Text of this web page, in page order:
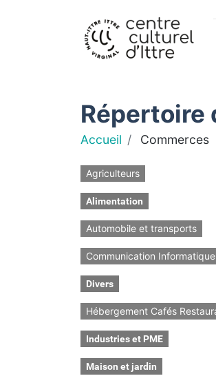
Répertoire
Accueil Commerces
Agriculteurs
Alimentation
Automobile et transports
Communication Informatique
Divers
Hébergement Cafés
Industries et PME
Maison et jardin